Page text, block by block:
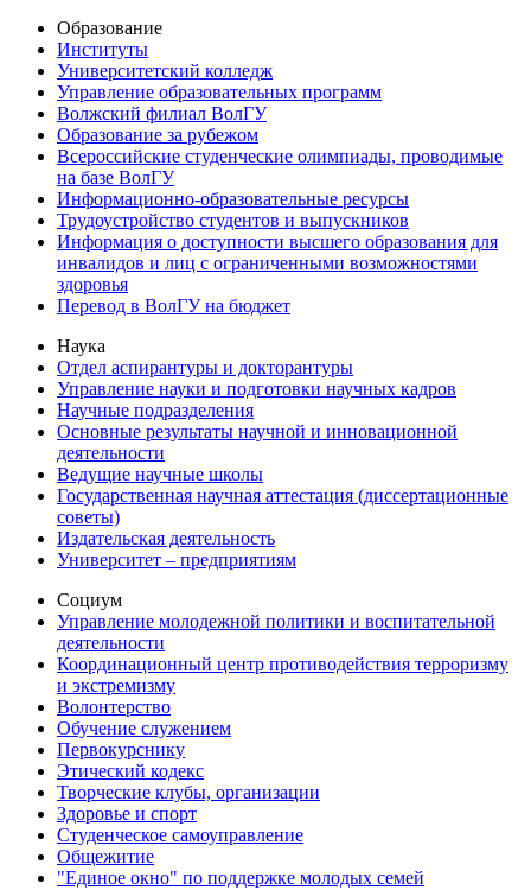
Образование
Институты
Университетский колледж
Управление образовательных программ
Волжский филиал ВолГУ
Образование за рубежом
Всероссийские студенческие олимпиады, проводимые
на базе ВолГУ
Информационно-образовательные ресурсы
Трудоустройство студентов и выпускников
Информация о доступности высшего образования для
инвалидов и лиц с ограниченными возможностями
здоровья
Перевод в ВолГУ на бюджет
Наука
Отдел аспирантуры и докторантуры
Управление науки и подготовки научных кадров
Научные подразделения
Основные результаты научной и инновационной
деятельности
Ведущие научные школы
Государственная научная аттестация (диссертационные
советы)
Издательская деятельность
Университет – предприятиям
Социум
Управление молодежной политики и воспитательной
деятельности
Координационный центр противодействия терроризму
и экстремизму
Волонтерство
Обучение служением
Первокурснику
Этический кодекс
Творческие клубы, организации
Здоровье и спорт
Студенческое самоуправление
Общежитие
"Единое окно" по поддержке молодых семей